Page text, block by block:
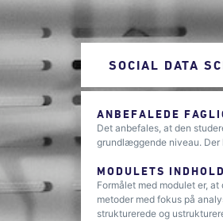
SOCIAL DATA
ANBEFALEDE
Det anbefales, at den
grundlæggende niveau.
MODULETS
Formålet med modulet er,
metoder med fokus på
strukturerede og